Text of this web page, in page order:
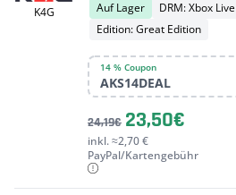
K4G Auf Lager DRM: Xbox Live
Edition: Great Edition
14 % Coupon
AKS14DEAL
24,19€ 23,50€
inkl. ≈2,70 €
PayPal/Kartengebühr